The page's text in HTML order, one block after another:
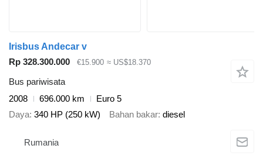
Irisbus Andecar v
Rp 328.300.000
€15.900 ≈ US$18.370
Bus pariwisata
2008
696.000 km
Euro 5
Daya 340 HP (250 kW) Bahan bakar diesel
Rumania